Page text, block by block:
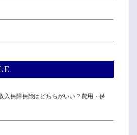
入保障保険はどちらがいい？費用・保